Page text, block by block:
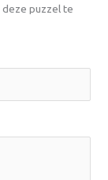
deze puzzel te